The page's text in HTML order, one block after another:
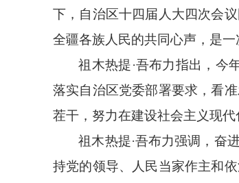
下，自治区十四届人大四次会
全疆各族人民的共同心声，是
祖木热提·吾布力指出，今
落实自治区党委部署要求，看
茬干，努力在建设社会主义现
祖木热提·吾布力强调，奋
持党的领导、人民当家作主和